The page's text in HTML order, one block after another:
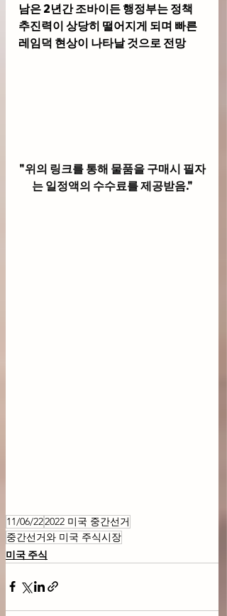
남은 2년간 조바이든 행정부는 정책
추진력이 상당히 떨어지게 되며 빠른
레임덕 현상이 나타날 것으로 전망
"위의 링크를 통해 물품을 구매시 필자
는 일정액의 수수료를 제공받음."
11/06/222022 미국 중간선거
중간선거와 미국 주식시장
미국 주식